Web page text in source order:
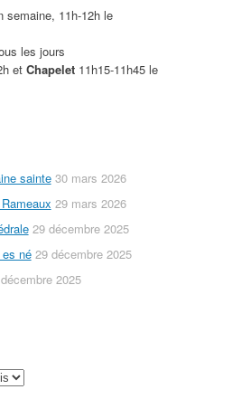
semaine, 11h-12h le
les jours
etChapelet 11h15-11h45 le
sainte 30 mars 2026
29 mars 2026
29 décembre 2025
né 29 décembre 2025
2025